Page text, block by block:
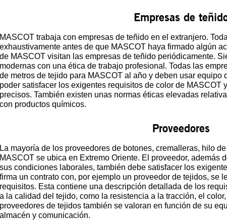
Empresas de
MASCOT trabaja con empresas de teñido en el extranjero.
exhaustivamente antes de que MASCOT haya firmado algún
de MASCOT visitan las empresas de teñido periódicamente.
modernas con una ética de trabajo profesional. Todas las
de metros de tejido para MASCOT al año y deben usar equipo
poder satisfacer los exigentes requisitos de color de MASCOT
precisos. También existen unas normas éticas elevadas
con productos químicos.
Proveedores
La mayoría de los proveedores de botones, cremalleras, hilo
MASCOT se ubica en Extremo Oriente. El proveedor, además
sus condiciones laborales, también debe satisfacer los
firma un contrato con, por ejemplo un proveedor de tejidos, se
requisitos. Esta contiene una descripción detallada de los
a la calidad del tejido, como la resistencia a la tracción, el
proveedores de tejidos también se valoran en función de su
almacén y comunicación.